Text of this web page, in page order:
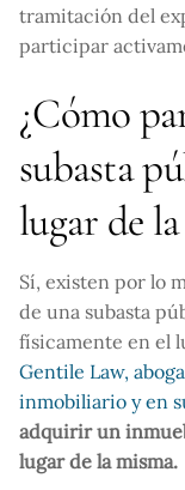
tramitación del
participar
¿Cómo
subasta
lugar de
Sí, existen por lo
de una subasta
físicamente en el
Gentile Law,
inmobiliario y en
adquirir un
lugar de la misma.